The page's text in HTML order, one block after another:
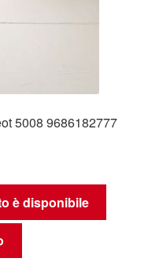
5008 9686182777
è disponibile